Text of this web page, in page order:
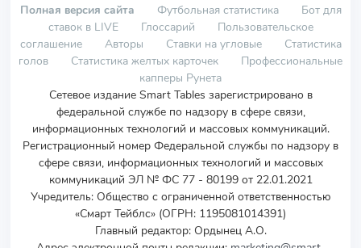
Полная версия сайта Футбольная статистика
Бот для
ставок в LIVE
Глоссарий
Пользовательское
соглашение
Авторы Ставки на угловые
Статистика
голов
Статистика желтых карточек
Профессиональные
капперы Рунета
Сетевое издание Smart Tables зарегистрировано в
федеральной службе по надзору в сфере связи,
информационных технологий и массовых коммуникаций.
Регистрационный номер Федеральной службы по надзору в
сфере связи, информационных технологий и массовых
коммуникаций ЭЛ № ФС 77 - 80199 от 22.01.2021
Учредитель: Общество с ограниченной ответственностью
«Смарт Тейблс» (ОГРН: 1195081014391)
Главный редактор: Ордынец А.О.